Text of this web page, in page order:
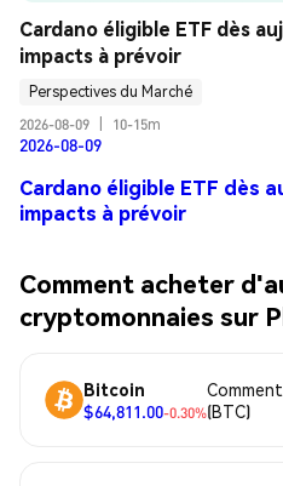
Cardano éligible ETF dès
impacts à prévoir
Perspectives du Marché
2026-08-09
10-15m
2026-08-09
Cardano éligible ETF dès
impacts à prévoir
Comment acheter
cryptomonnaies sur
Bitcoin
$64,811.00-0.30%(BTC)